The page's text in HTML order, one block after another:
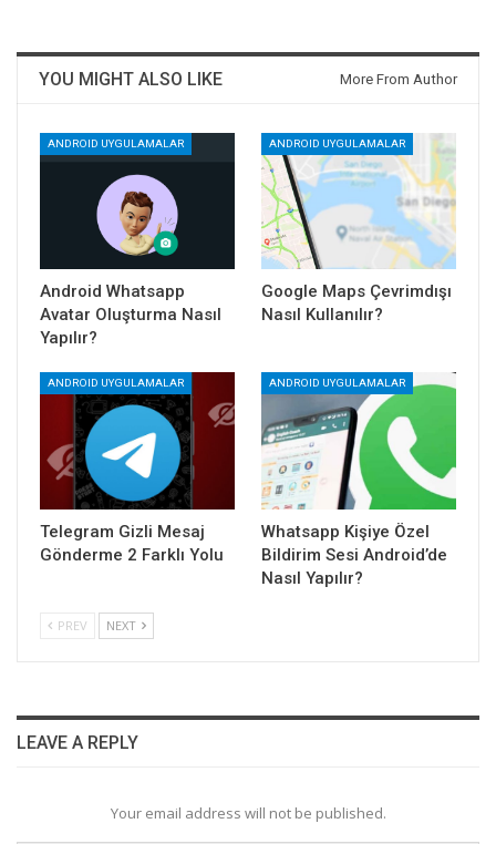
YOU MIGHT ALSO LIKE More From Author
ANDROID UYGULAMALAR
Android Whatsapp
Avatar Oluşturma Nasıl
Yapılır?
ANDROID UYGULAMALAR
Google Maps Çevrimdışı
Nasıl Kullanılır?
ANDROID UYGULAMALAR
Telegram Gizli Mesaj
Gönderme 2 Farklı Yolu
ANDROID UYGULAMALAR
Whatsapp Kişiye Özel
Bildirim Sesi Android’de
Nasıl Yapılır?
PREV NEXT
LEAVE A REPLY
Your email address will not be published.